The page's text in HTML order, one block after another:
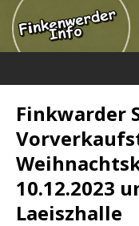
Finkwarder
10.12.2023
Laeiszhalle